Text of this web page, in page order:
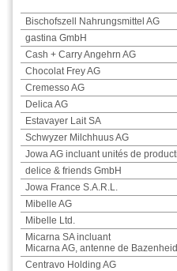
Bischofszell Nahrungsmittel AG
gastina GmbH
Cash + Carry Angehrn AG
Chocolat Frey AG
Cremesso AG
Delica AG
Estavayer Lait SA
Schwyzer Milchhuus AG
Jowa AG incluant unités de
delice & friends GmbH
Jowa France S.A.R.L.
Mibelle AG
Mibelle Ltd.
Micarna SA incluant
Micarna AG, antenne de Bazenheid
Centravo Holding AG